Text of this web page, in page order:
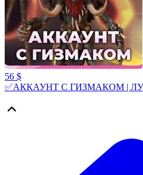
56 $
✅АККАУНТ С ГИЗМАКОМ |